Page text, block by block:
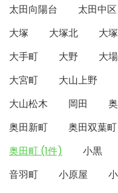
太田向陽台
太田中区
大塚
大塚北 大
大手町
大野 大場
大宮町
大山上野
大山松木
岡田
奥田新町
奥田双葉町
奥田町 (1件)
小黒
音羽町
小原屋